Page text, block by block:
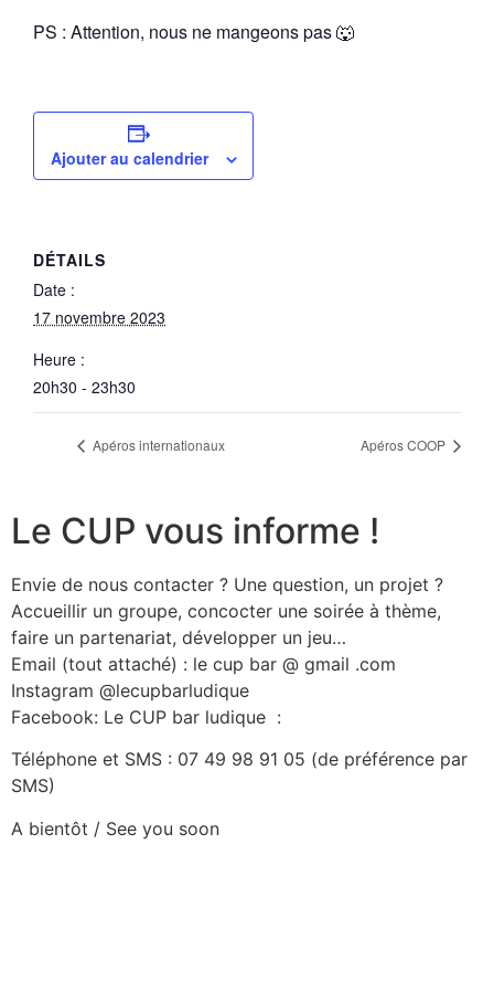
PS : Attention, nous ne mangeons pas 🐺
Ajouter au calendrier
DÉTAILS
Date :
17 novembre 2023
Heure :
20h30 - 23h30
Apéros internationaux Apéros COOP
Le CUP vous informe !
Envie de nous contacter ? Une question, un projet ?
Accueillir un groupe, concocter une soirée à thème,
faire un partenariat, développer un jeu…
Email (tout attaché) : le cup bar @ gmail .com
Instagram @lecupbarludique
Facebook: Le CUP bar ludique :
Téléphone et SMS : 07 49 98 91 05 (de préférence par
SMS)
A bientôt / See you soon